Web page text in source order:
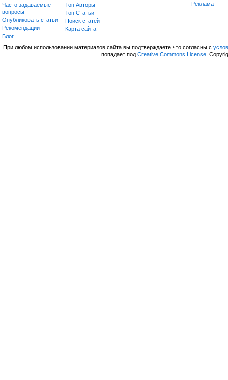
Часто задаваемые
вопросы
Опубликовать статьи
Рекомендации
Блог
Топ Авторы
Топ Статьи
Поиск статей
Карта сайта
Реклама
При любом использовании материалов сайта вы подтверждаете что согласны с
попадает под Creative Commons License.